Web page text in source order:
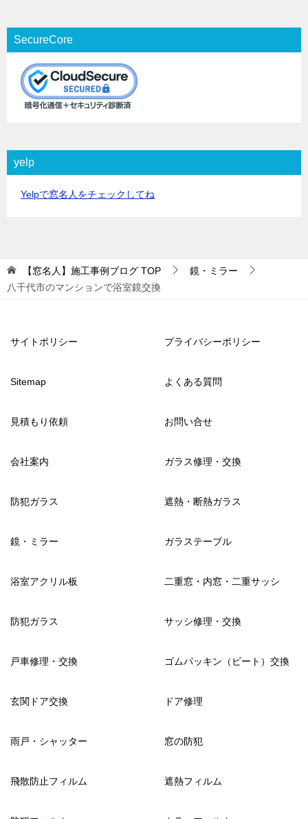
SecureCore
yelp
Yelpで窓名人をチェックしてね
【窓名人】施工事例ブログ TOP
鏡・ミラー
八千代市のマンションで浴室鏡交換
サイトポリシー プライバシーポリシー
Sitemap よくある質問
見積もり依頼 お問い合せ
会社案内 ガラス修理・交換
防犯ガラス 遮熱・断熱ガラス
鏡・ミラー ガラステーブル
浴室アクリル板 二重窓・内窓・二重サッシ
防犯ガラス サッシ修理・交換
戸車修理・交換 ゴムパッキン（ビート）交換
玄関ドア交換 ドア修理
雨戸・シャッター 窓の防犯
飛散防止フィルム 遮熱フィルム